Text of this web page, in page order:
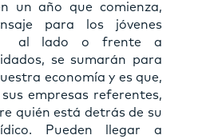
un año que comienza,
para los jóvenes
al lado o frente a
se sumarán para
economía y es que,
empresas referentes,
quién está detrás de su
Pueden llegar a